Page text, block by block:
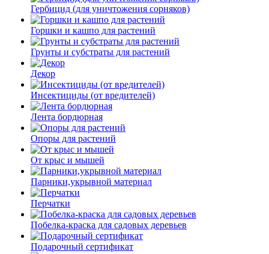
Гербицид (для уничтожения сорняков)
Горшки и кашпо для растений
Грунты и субстраты для растений
Декор
Инсектициды (от вредителей)
Лента бордюрная
Опоры для растений
От крыс и мышей
Парники,укрывной материал
Перчатки
Побелка-краска для садовых деревьев
Подарочный сертификат